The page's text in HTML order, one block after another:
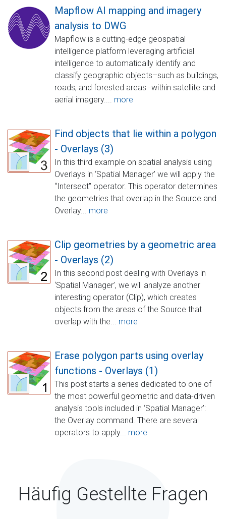
Mapflow AI mapping and imagery
analysis to DWG
Mapflow is a cutting-edge geospatial
intelligence platform leveraging artificial
intelligence to automatically identify and
classify geographic objects–such as buildings,
roads, and forested areas–within satellite and
aerial imagery.... more
Find objects that lie within a polygon
- Overlays (3)
In this third example on spatial analysis using
Overlays in ‘Spatial Manager’ we will apply the
“Intersect” operator. This operator determines
the geometries that overlap in the Source and
Overlay... more
Clip geometries by a geometric area
- Overlays (2)
In this second post dealing with Overlays in
‘Spatial Manager’, we will analyze another
interesting operator (Clip), which creates
objects from the areas of the Source that
overlap with the... more
Erase polygon parts using overlay
functions - Overlays (1)
This post starts a series dedicated to one of
the most powerful geometric and data-driven
analysis tools included in ‘Spatial Manager’:
the Overlay command. There are several
operators to apply... more
Häufig Gestellte Fragen